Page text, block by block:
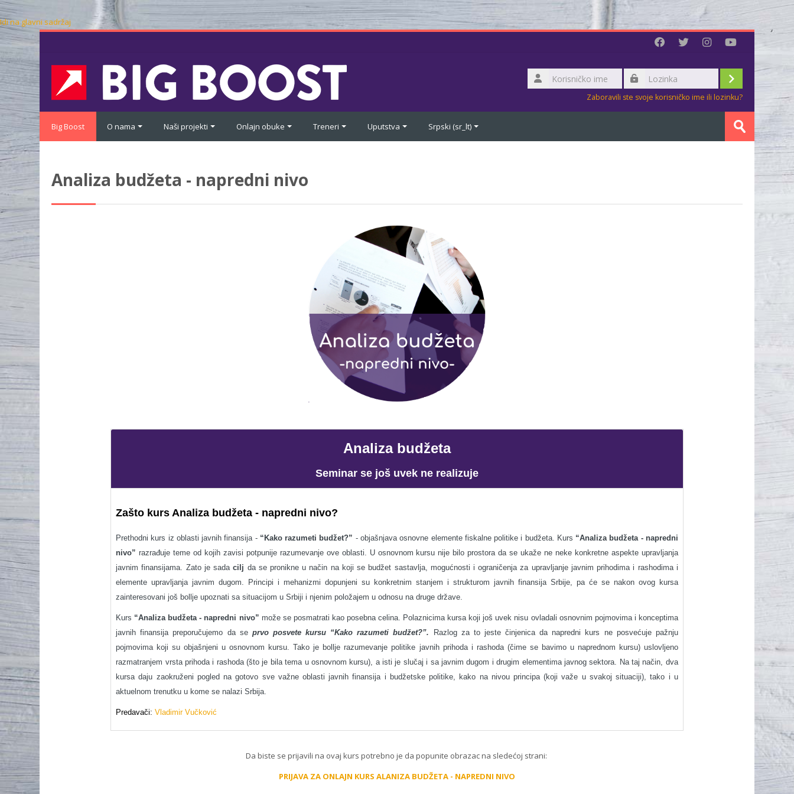
Idi na glavni sadržaj
Korisničko
ime
Prijava
Zaboravili ste svoje korisničko ime ili lozinku?
Big Boost O nama Naši projekti Onlajn obuke Treneri Uputstva Srpski ‎(sr_lt)‎ Predaj
Analiza budžeta - napredni nivo
Analiza budžeta
Seminar se još uvek ne realizuje
Zašto kurs Analiza budžeta - napredni nivo?
Prethodni kurs iz oblasti javnih finansija - “Kako razumeti budžet?” - objašnjava osnovne elemente fiskalne politike i budžeta. Kurs “Analiza budžeta - napredni
nivo”razrađuje teme od kojih zavisi potpunije razumevanje ove oblasti. U osnovnom kursu nije bilo prostora da se ukaže ne neke konkretne aspekte upravljanja
javnim finansijama. Zato je sadacilj da se pronikne u način na koji se budžet sastavlja, mogućnosti i ograničenja za upravljanje javnim prihodima i rashodima i
elemente upravljanja javnim dugom. Principi i mehanizmi dopunjeni su konkretnim stanjem i strukturom javnih finansija Srbije, pa će se nakon ovog kursa
zainteresovani još bollje upoznati sa situacijom u Srbiji i njenim položajem u odnosu na druge države.
Kurs “Analiza budžeta - napredni nivo” može se posmatrati kao posebna celina. Polaznicima kursa koji još uvek nisu ovladali osnovnim pojmovima i konceptima
javnih finansija preporučujemo da seprvo posvete kursu “Kako razumeti budžet?”. Razlog za to jeste činjenica da napredni kurs ne posvećuje pažnju
pojmovima koji su objašnjeni u osnovnom kursu. Tako je bollje razumevanje politike javnih prihoda i rashoda (čime se bavimo u naprednom kursu) uslovljeno
razmatranjem vrsta prihoda i rashoda (što je bila tema u osnovnom kursu), a isti je slučaj i sa javnim dugom i drugim elementima javnog sektora. Na taj način, dva
kursa daju zaokruženi pogled na gotovo sve važne oblasti javnih finansija i budžetske politike, kako na nivou principa (koji važe u svakoj situaciji), tako i u
aktuelnom trenutku u kome se nalazi Srbija.
Predavači:Vladimir Vučković
Da biste se prijavili na ovaj kurs potrebno je da popunite obrazac na sledećoj strani:
PRIJAVA ZA ONLAJN KURS ALANIZA BUDŽETA - NAPREDNI NIVO